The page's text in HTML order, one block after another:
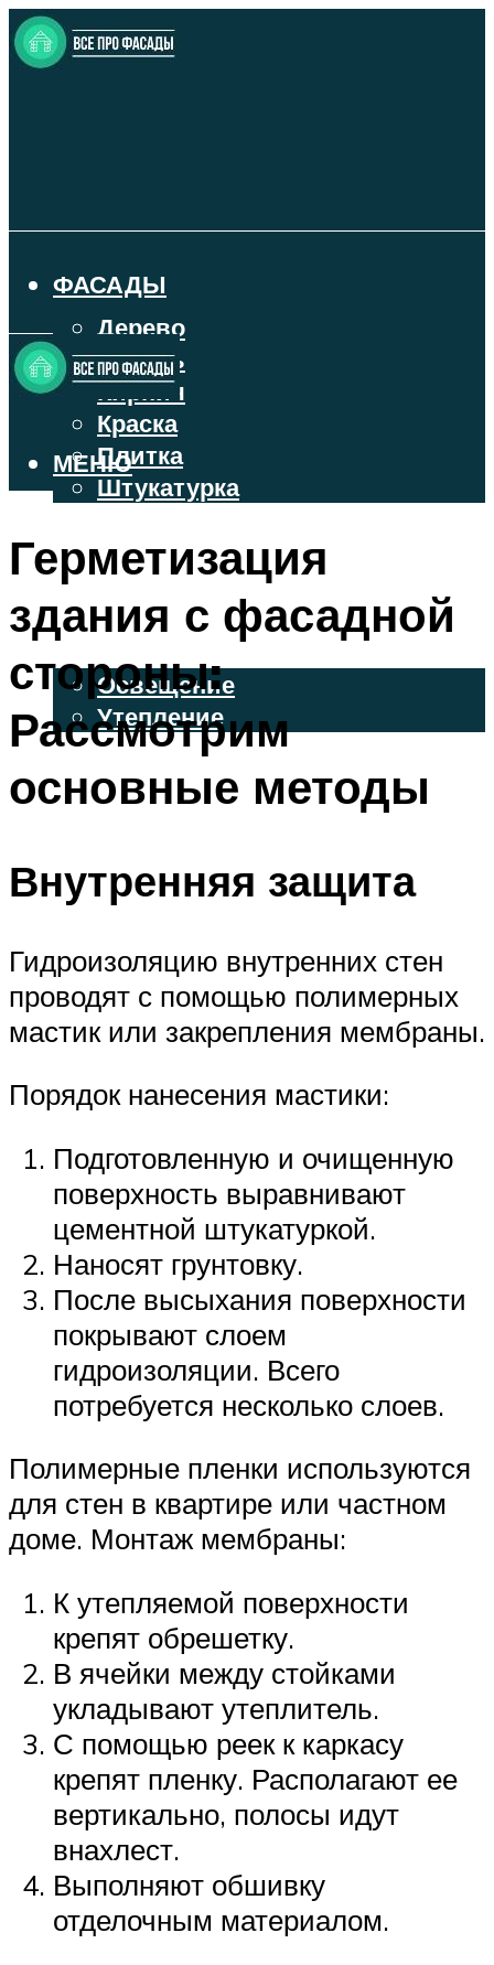
ФАСАДЫ
Дерево
Камень
Кирпич
Краска
Плитка
Штукатурка
ФАСАДНЫЙ САЙДИНГ
ОСВЕЩЕНИЕ И УТЕПЛЕНИЕ
Освещение
Утепление
МЕНЮ
Герметизация
здания с фасадной
стороны:
Рассмотрим
основные методы
Внутренняя защита
Гидроизоляцию внутренних стен
проводят с помощью полимерных
мастик или закрепления мембраны.
Порядок нанесения мастики:
Подготовленную и очищенную
поверхность выравнивают
цементной штукатуркой.
Наносят грунтовку.
После высыхания поверхности
покрывают слоем
гидроизоляции. Всего
потребуется несколько слоев.
Полимерные пленки используются
для стен в квартире или частном
доме. Монтаж мембраны:
К утепляемой поверхности
крепят обрешетку.
В ячейки между стойками
укладывают утеплитель.
С помощью реек к каркасу
крепят пленку. Располагают ее
вертикально, полосы идут
внахлест.
Выполняют обшивку
отделочным материалом.